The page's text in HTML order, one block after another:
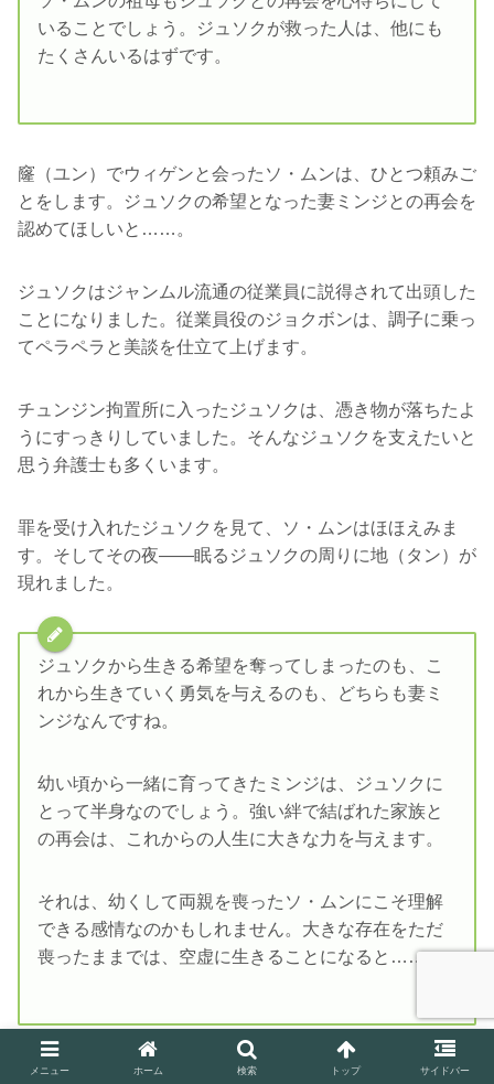
いることでしょう。ジュソクが救った人は、他にも
たくさんいるはずです。
窿（ユン）でウィゲンと会ったソ・ムンは、ひとつ頼みご
とをします。ジュソクの希望となった妻ミンジとの再会を
認めてほしいと……。
ジュソクはジャンムル流通の従業員に説得されて出頭した
ことになりました。従業員役のジョクボンは、調子に乗っ
てペラペラと美談を仕立て上げます。
チュンジン拘置所に入ったジュソクは、憑き物が落ちたよ
うにすっきりしていました。そんなジュソクを支えたいと
思う弁護士も多くいます。
罪を受け入れたジュソクを見て、ソ・ムンはほほえみま
す。そしてその夜――眠るジュソクの周りに地（タン）が
現れました。
ジュソクから生きる希望を奪ってしまったのも、こ
れから生きていく勇気を与えるのも、どちらも妻ミ
ンジなんですね。
幼い頃から一緒に育ってきたミンジは、ジュソクに
とって半身なのでしょう。強い絆で結ばれた家族と
の再会は、これからの人生に大きな力を与えます。
それは、幼くして両親を喪ったソ・ムンにこそ理解
できる感情なのかもしれません。大きな存在をただ
喪ったままでは、空虚に生きることになると……。
スポンサーリンク
メニュー ホーム 検索 トップ サイドバー